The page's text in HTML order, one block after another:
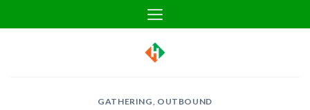
to
GATHERING, OUTBOUND